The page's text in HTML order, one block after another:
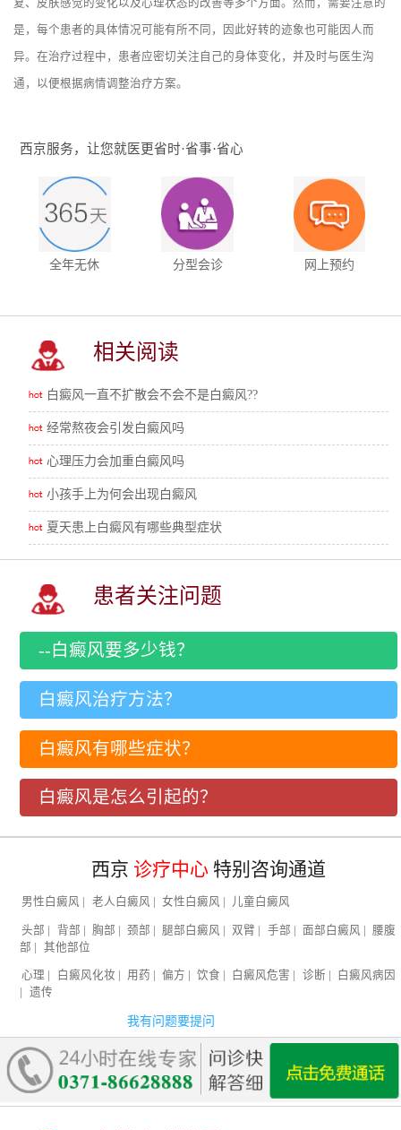
复、皮肤感觉的变化以及心理状态的改善等多个方面。然而，需要注意的
是，每个患者的具体情况可能有所不同，因此好转的迹象也可能因人而
异。在治疗过程中，患者应密切关注自己的身体变化，并及时与医生沟
通，以便根据病情调整治疗方案。
西京服务，让您就医更省时·省事·省心
全年无休 分型会诊 网上预约
相关阅读
白癜风一直不扩散会不会不是白癜风??
经常熬夜会引发白癜风吗
心理压力会加重白癜风吗
小孩手上为何会出现白癜风
夏天患上白癜风有哪些典型症状
患者关注问题
--白癜风要多少钱？
白癜风治疗方法？
白癜风有哪些症状？
白癜风是怎么引起的？
西京 诊疗中心 特别咨询通道
男性白癜风 老人白癜风 女性白癜风 儿童白癜风
头部 | 背部 | 胸部 | 颈部 | 腿部白癜风 | 双臂 | 手部 | 面部白癜风 | 腰腹
部 | 其他部位
心理 白癜风化妆 用药 偏方 饮食 白癜风危害 诊断
白癜风病因
遗传
我有问题要提问